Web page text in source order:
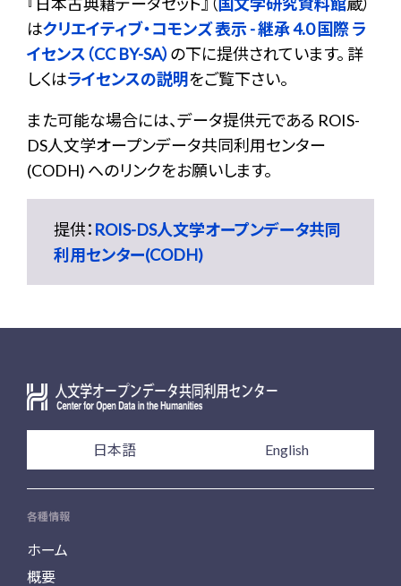
はクリエイティブ・コモンズ 表示 - 継承 4.0 国際 ラ
イセンス（CC BY-SA） の下に提供されています。 詳
しくはライセンスの説明をご覧下さい。
また可能な場合には、データ提供元である ROIS-
DS人文学オープンデータ共同利用センター
(CODH) へのリンクをお願いします。
提供： ROIS-DS人文学オープンデータ共同
利用センター(CODH)
日本語 English
各種情報
ホーム
概要